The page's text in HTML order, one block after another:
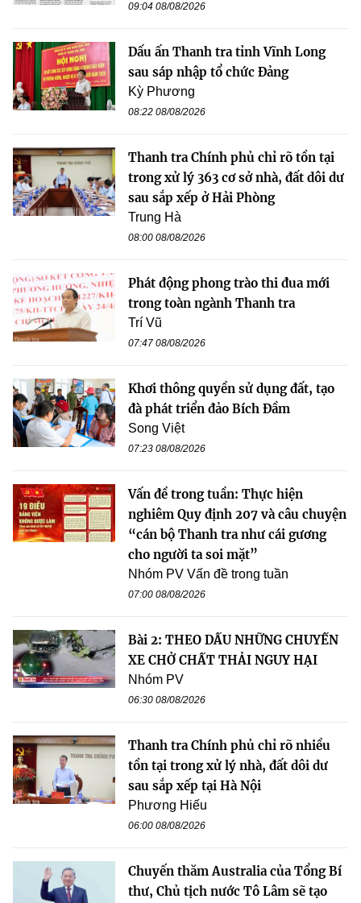
09:04 08/08/2026
Dấu ấn Thanh tra tỉnh Vĩnh Long
sau sáp nhập tổ chức Đảng
Kỳ Phương
08:22 08/08/2026
Thanh tra Chính phủ chỉ rõ tồn tại
trong xử lý 363 cơ sở nhà, đất dôi dư
sau sắp xếp ở Hải Phòng
Trung Hà
08:00 08/08/2026
Phát động phong trào thi đua mới
trong toàn ngành Thanh tra
Trí Vũ
07:47 08/08/2026
Khơi thông quyền sử dụng đất, tạo
đà phát triển đảo Bích Đầm
Song Việt
07:23 08/08/2026
Vấn đề trong tuần: Thực hiện
nghiêm Quy định 207 và câu chuyện
“cán bộ Thanh tra như cái gương
cho người ta soi mặt”
Nhóm PV Vấn đề trong tuần
07:00 08/08/2026
Bài 2: THEO DẤU NHỮNG CHUYẾN
XE CHỞ CHẤT THẢI NGUY HẠI
Nhóm PV
06:30 08/08/2026
Thanh tra Chính phủ chỉ rõ nhiều
tồn tại trong xử lý nhà, đất dôi dư
sau sắp xếp tại Hà Nội
Phương Hiếu
06:00 08/08/2026
Chuyến thăm Australia của Tổng Bí
thư, Chủ tịch nước Tô Lâm sẽ tạo